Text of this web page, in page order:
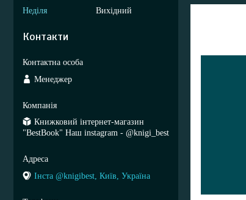
Неділя
Вихідний
Контакти
Менеджер
Книжковий інтернет-магазин
"BestBook" Наш instagram - @knigi_best
Інста @knigibest, Київ, Україна